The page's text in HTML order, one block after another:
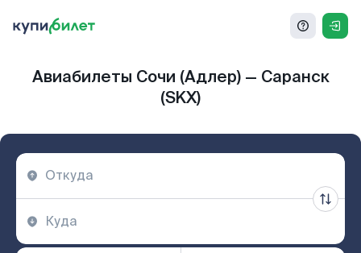
Авиабилеты Сочи (Адлер) — Саранск
(SKX)